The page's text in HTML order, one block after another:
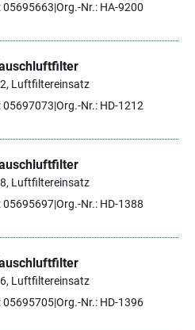
05695663 Org.-Nr.: HA-9200
Luftfiltereinsatz
05697073 Org.-Nr.: HD-1212
Luftfiltereinsatz
05695697Org.-Nr.: HD-1388
Luftfiltereinsatz
05695705Org.-Nr.: HD-1396